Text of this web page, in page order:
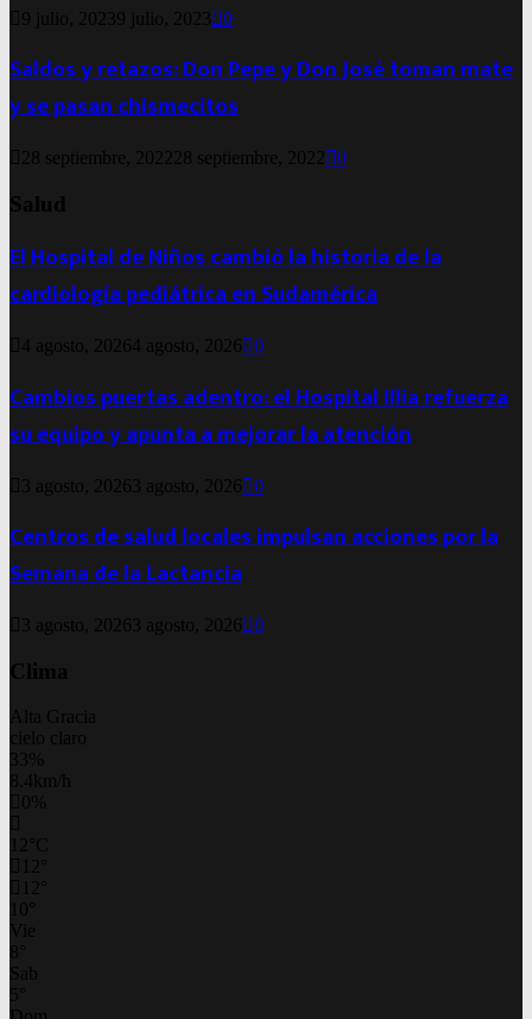
9 julio, 20239 julio, 2023 0
Saldos y retazos: Don Pepe y Don José toman mate
y se pasan chismecitos
28 septiembre, 2022 28 septiembre, 2022 0
Salud
El Hospital de Niños cambió la historia de la
cardiología pediátrica en Sudamérica
4 agosto, 20264 agosto, 2026 0
Cambios puertas adentro: el Hospital Illia refuerza
su equipo y apunta a mejorar la atención
3 agosto, 2026 3 agosto, 2026 0
Centros de salud locales impulsan acciones por la
Semana de la Lactancia
3 agosto, 2026 3 agosto, 2026 0
Clima
Alta Gracia
cielo claro
8.4km/h
12 C
12
12
Vie
Sab
5